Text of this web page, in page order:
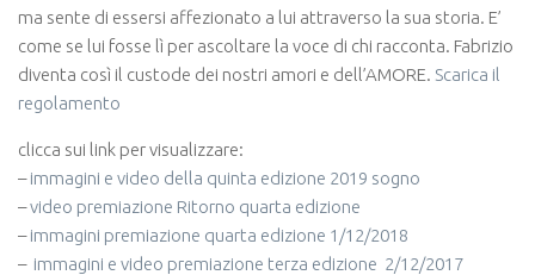
ma sente di essersi affezionato a lui attraverso la sua storia. E’
come se lui fosse lì per ascoltare la voce di chi racconta. Fabrizio
diventa così il custode dei nostri amori e dell’AMORE. Scarica il
regolamento
clicca sui link per visualizzare:
–immagini e video della quinta edizione 2019 sogno
–video premiazione Ritorno quarta edizione
–immagini premiazione quarta edizione 1/12/2018
– immagini e video premiazione terza edizione 2/12/2017